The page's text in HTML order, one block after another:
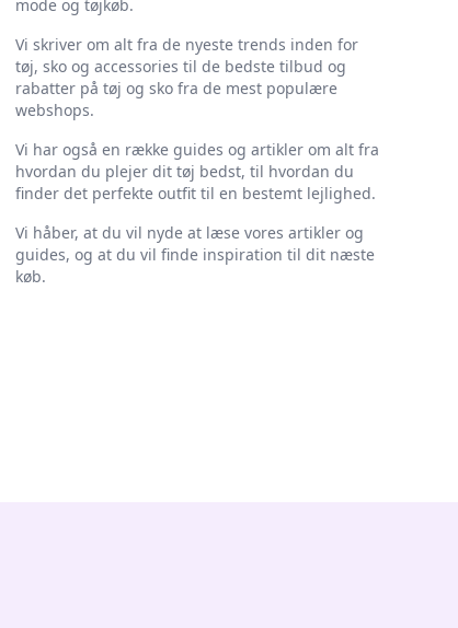
mode og tøjkøb.
Vi skriver om alt fra de nyeste trends inden for
tøj, sko og accessories til de bedste tilbud og
rabatter på tøj og sko fra de mest populære
webshops.
Vi har også en række guides og artikler om alt fra
hvordan du plejer dit tøj bedst, til hvordan du
finder det perfekte outfit til en bestemt lejlighed.
Vi håber, at du vil nyde at læse vores artikler og
guides, og at du vil finde inspiration til dit næste
køb.